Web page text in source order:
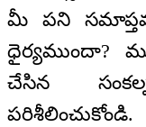
మీ పని
ధైర్యముందా?
చేసిన